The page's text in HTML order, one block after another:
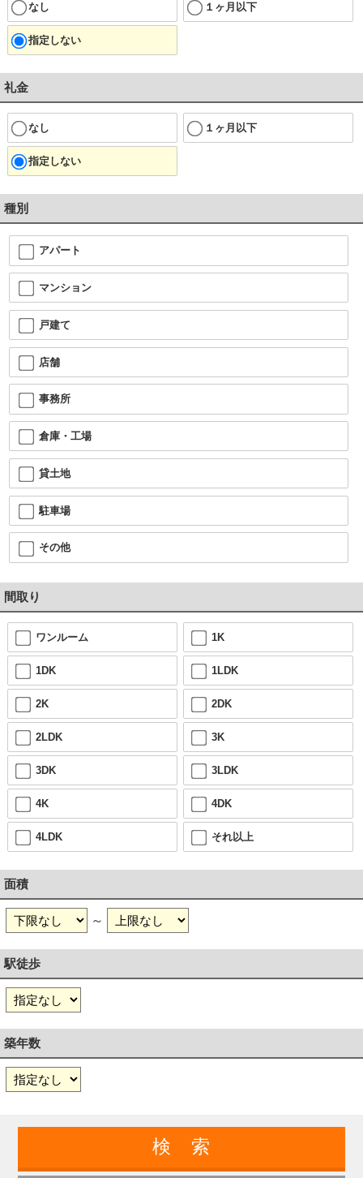
なし １ヶ月以下
指定しない
礼金
なし １ヶ月以下
指定しない
種別
アパート
マンション
戸建て
店舗
事務所
倉庫・工場
貸土地
駐車場
その他
間取り
ワンルーム 1K
1DK 1LDK
2K 2DK
2LDK 3K
3DK 3LDK
4K 4DK
4LDK それ以上
面積
～
駅徒歩
築年数